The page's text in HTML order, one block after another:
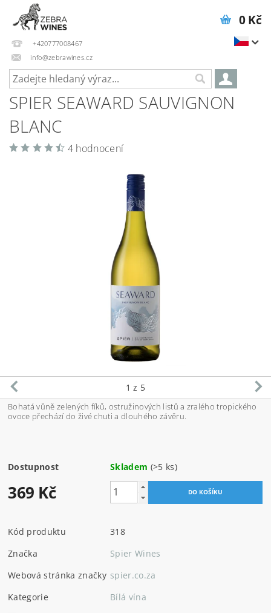
+420777008467
info@zebrawines.cz
0 Kč
SPIER SEAWARD SAUVIGNON
BLANC
4 hodnocení
1 z 5
Bohatá vůně zelených fíků, ostružinových listů a zralého tropického
ovoce přechází do živé chuti a dlouhého závěru.
Dostupnost Skladem (>5 ks)
369 Kč
Kód produktu
318
Značka
Spier Wines
Webová stránka značky spier.co.za
Kategorie
Bílá vína